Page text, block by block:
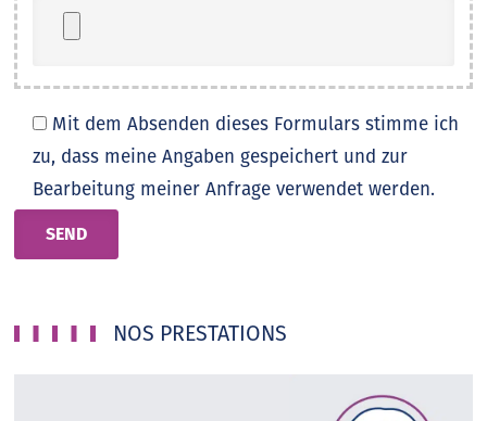
Mit dem Absenden dieses Formulars stimme ich
zu, dass meine Angaben gespeichert und zur
Bearbeitung meiner Anfrage verwendet werden.
NOS PRESTATIONS